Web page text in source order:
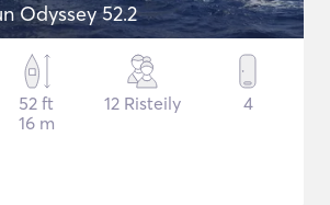
Odyssey 52.2
52 ft
16 m
12 Risteily 4